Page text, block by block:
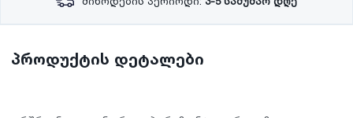
პროდუქტის დეტალები